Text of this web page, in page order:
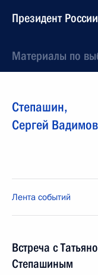
Президент России
Материалы по
Степашин,
Сергей
Лента событий
Встреча с
Степашиным